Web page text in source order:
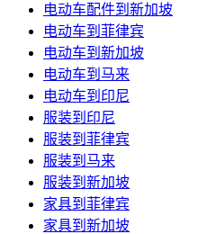
电动车配件到新加坡
电动车到菲律宾
电动车到新加坡
电动车到马来
电动车到印尼
服装到印尼
服装到菲律宾
服装到马来
服装到新加坡
家具到菲律宾
家具到新加坡